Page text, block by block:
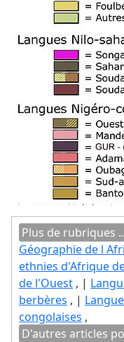
Plus de rubriques
Géographie de l
ethnies d'Afrique
de l'Ouest , |
berbères , |
congolaises ,
D'autres articles